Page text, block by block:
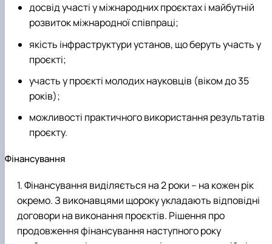
досвід участі у міжнародних проєктах і майбутній
розвиток міжнародної співпраці;
якість інфраструктури установ, що беруть участь у
проєкті;
участь у проєкті молодих науковців (віком до 35
років);
можливості практичного використання результатів
проєкту.
Фінансування
Фінансування виділяється на 2 роки – на кожен рік
окремо. З виконавцями щороку укладають відповідні
договори на виконання проєктів. Рішення про
продовження фінансування наступного року